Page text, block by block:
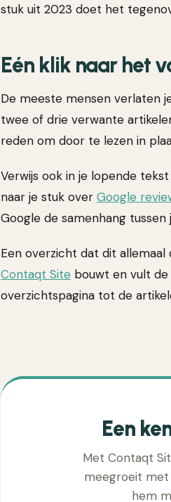
stuk uit 2023 doet het
Eén klik naar het
De meeste mensen verlaten
twee of drie verwante
reden om door te lezen in
Verwijs ook in je lopende
naar je stuk over Google
Google de samenhang tussen
Een overzicht dat dit
Contaqt Site bouwt en vult de
overzichtspagina tot de
Een
Met Contaqt
meegroeit met
hem